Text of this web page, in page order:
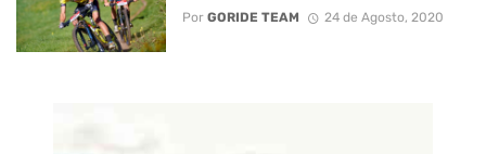
Por GORIDE TEAM 24 de Agosto, 2020